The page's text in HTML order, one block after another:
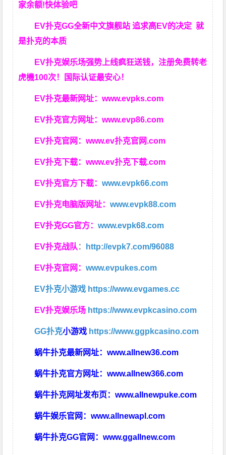
家余额!快体验吧
EV扑克GG全新中文旗舰站 追求高EV的决定就
是扑克的本质
EV扑克娱乐场强势上线疯狂送钱，注册免费转老
虎機100次！国际认证最安心！
EV扑克最新网址：www.evpks.com
EV扑克官方网址：www.evp86.com
EV扑克官网：www.ev扑克官网.com
EV扑克下载：www.ev扑克下载.com
EV扑克官方下载：www.evpk66.com
EV扑克电脑版网址：www.evpk88.com
EV扑克GG官方：www.evpk68.com
EV扑克战队 ： http://evpk7.com/96088
EV扑克官网：www.evpukes.com
EV扑克小游戏 https://www.evgames.cc
EV扑克娱乐场 https://www.evpkcasino.com
GG扑克小游戏 https://www.ggpkcasino.com
蜗牛扑克最新网址：www.allnew36.com
蜗牛扑克官方网址：www.allnew366.com
蜗牛扑克网址发布页：www.allnewpuke.com
蜗牛娱乐官网：www.allnewapl.com
蜗牛扑克GG官网：www.ggallnew.com